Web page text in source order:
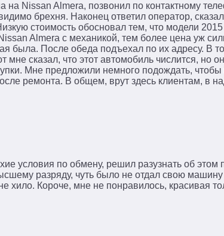
Nissan Almera, позвонил по контактному
брехня. Наконец ответил оператор,
стоимость обосновал тем, что модели
Almera с механикой, тем более цена уж
была. После обеда подъехал по их адресу. В
мне сказал, что этот автомобиль числится, но
Мне предложили немного подождать,
ремонта. В общем, врут здесь клиентам, в
условия по обмену, решил разузнать об этом
разряду, чуть было не отдал свою машину
хило. Короче, мне не понравилось, красивая